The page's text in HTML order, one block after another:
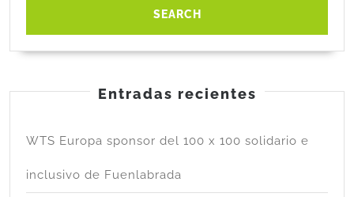
Entradas recientes
WTS Europa sponsor del 100 x 100 solidario e
inclusivo de Fuenlabrada